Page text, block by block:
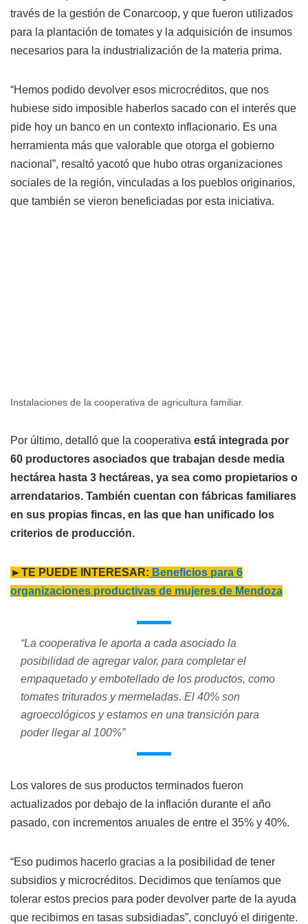
través de la gestión de Conarcoop, y que fueron utilizados
para la plantación de tomates y la adquisición de insumos
necesarios para la industrialización de la materia prima.
“Hemos podido devolver esos microcréditos, que nos
hubiese sido imposible haberlos sacado con el interés que
pide hoy un banco en un contexto inflacionario. Es una
herramienta más que valorable que otorga el gobierno
nacional”, resaltó yacotó que hubo otras organizaciones
sociales de la región, vinculadas a los pueblos originarios,
que también se vieron beneficiadas por esta iniciativa.
Instalaciones de la cooperativa de agricultura familiar.
Por último, detalló que la cooperativa está integrada por
60 productores asociados que trabajan desde media
hectárea hasta 3 hectáreas, ya sea como propietarios o
arrendatarios. También cuentan con fábricas familiares
en sus propias fincas, en las que han unificado los
criterios de producción.
►TE PUEDE INTERESAR: Beneficios para 6
organizaciones productivas de mujeres de Mendoza
“La cooperativa le aporta a cada asociado la
posibilidad de agregar valor, para completar el
empaquetado y embotellado de los productos, como
tomates triturados y mermeladas. El 40% son
agroecológicos y estamos en una transición para
poder llegar al 100%”
Los valores de sus productos terminados fueron
actualizados por debajo de la inflación durante el año
pasado, con incrementos anuales de entre el 35% y 40%.
“Eso pudimos hacerlo gracias a la posibilidad de tener
subsidios y microcréditos. Decidimos que teníamos que
tolerar estos precios para poder devolver parte de la ayuda
que recibimos en tasas subsidiadas”, concluyó el dirigente.